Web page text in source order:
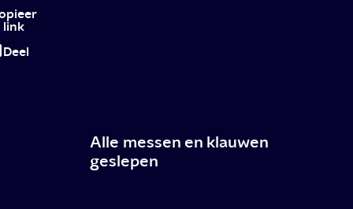
Games
meets
Riverdale
link
Deel
Alle messen en klauwen
geslepen